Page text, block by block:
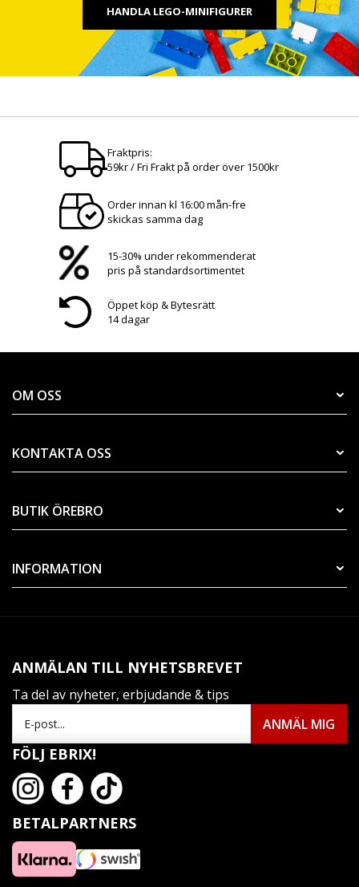
HANDLA LEGO-MINIFIGURER
Fraktpris:
59kr / Fri Frakt på order över 1500kr
Order innan kl 16:00 mån-fre
skickas samma dag
15-30% under rekommenderat
pris på standardsortimentet
Öppet köp & Bytesrätt
14 dagar
OM OSS
KONTAKTA OSS
BUTIK ÖREBRO
INFORMATION
ANMÄLAN TILL NYHETSBREVET
Ta del av nyheter, erbjudande & tips
FÖLJ EBRIX!
BETALPARTNERS